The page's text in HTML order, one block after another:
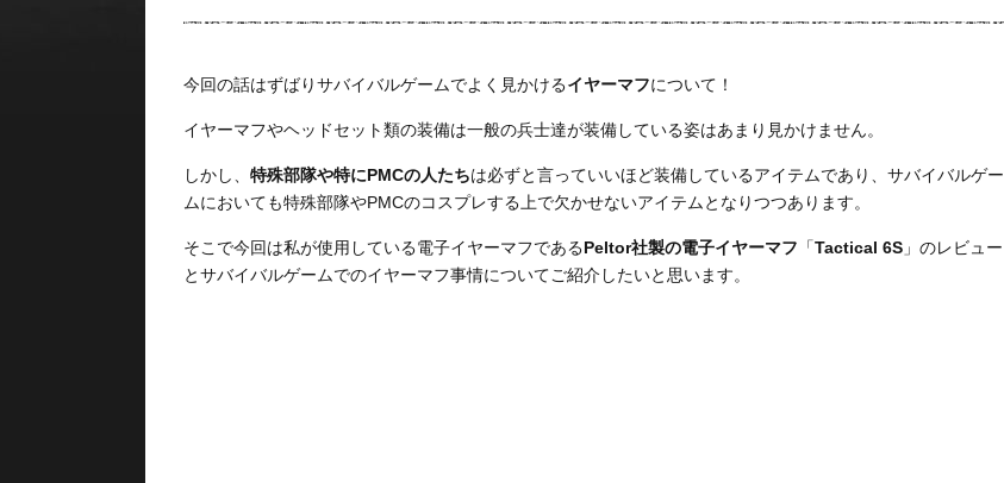
今回の話はずばりサバイバルゲームでよく見かけるイヤーマフについて！
イヤーマフやヘッドセット類の装備は一般の兵士達が装備している姿はあまり見かけません。
しかし、 特殊部隊や特にPMCの人たちは必ずと言っていいほど装備しているアイテムであり、サバイバルゲー
ムにおいても特殊部隊やPMCのコスプレする上で欠かせないアイテムとなりつつあります。
そこで今回は私が使用している電子イヤーマフであるPeltor社製の電子イヤーマフ 「Tactical 6S 」のレビュー
とサバイバルゲームでのイヤーマフ事情についてご紹介したいと思います。